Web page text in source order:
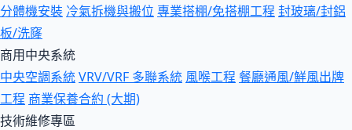
分體機安裝 冷氣拆機與搬位 專業搭棚/免搭棚工程 封玻璃/封鋁
板/洗窿
商用中央系統
中央空調系統VRV/VRF 多聯系統 風喉工程 餐廳通風/鮮風出牌
工程 商業保養合約 (大期)
技術維修專區